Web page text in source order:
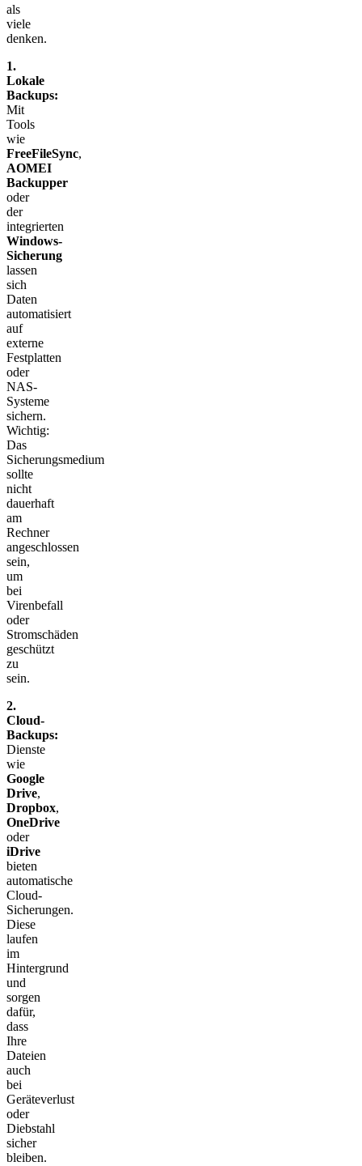
als
viele
denken.
1.
Lokale
Backups:
Mit
Tools
wie
FreeFileSync,
AOMEI
Backupper
oder
der
integrierten
Windows-
Sicherung
lassen
sich
Daten
automatisiert
auf
externe
Festplatten
oder
NAS-
Systeme
sichern.
Wichtig:
Das
Sicherungsmedium
sollte
nicht
dauerhaft
am
Rechner
angeschlossen
sein,
um
bei
Virenbefall
oder
Stromschäden
geschützt
zu
sein.
2.
Cloud-
Backups:
Dienste
wie
Google
Drive,
Dropbox,
OneDrive
oder
iDrive
bieten
automatische
Cloud-
Sicherungen.
Diese
laufen
im
Hintergrund
und
sorgen
dafür,
dass
Ihre
Dateien
auch
bei
Geräteverlust
oder
Diebstahl
sicher
bleiben.